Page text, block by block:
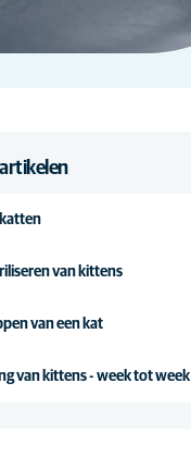
van kittens
van een kat
van kittens - week tot week